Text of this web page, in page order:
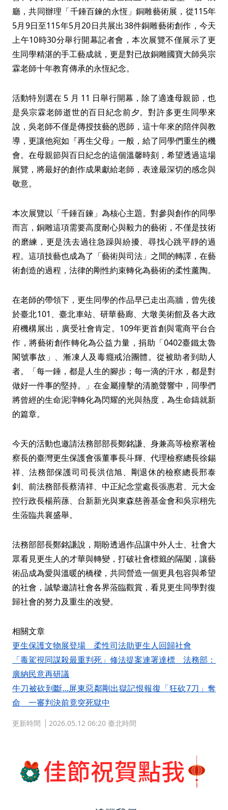
廳，共同辦理「千錘百鍊的永恆」銅雕藝術展，從115年
5月9日至115年5月20日共展出38件銅雕藝術創作，今天
上午10時30分舉行開幕記者會，本次展覽不僅展示了更
生同學精湛的手工藝成就，更是對已故銅雕國寶大師吳宗
霖老師十年教育傳承的永恆紀念。
活動特別選在 5 月 11 日舉行開幕，除了適逢母親節，也
是吳宗霖老師逝世的百日紀念前夕。對許多更生同學來
說，吳老師不僅是傳授技藝的恩師，這十年來的陪伴與教
導，更讓他宛如『再生父母』一般，給了同學們重生的機
會。在母親節與百日紀念的這個溫馨時刻，希望透過這場
展覽，將最好的創作成果獻給老師，表達最深切的感念與
敬意。
本次展覽以「千錘百鍊」為核心主題。對參與創作的同學
而言，銅雕這項需要高度耐心與毅力的藝術，不僅是技術
的磨練，更是洗去過往急躁與紛擾、尋找心跳平靜的過
程。這項技藝也成為了「藝術與司法」之間的轉譯，在藝
術創造的過程，法律的剛性約束轉化為藝術的柔性薰陶。
在老師的帶領下，更生同學的作品早已走出高牆，曾先後
於臺北101、臺北車站、研華藝廊、大墩美術館及各大政
府機構展出，廣受社會肯定。109年更首創與電商平台合
作，將藝術創作轉化為公益力量，捐助「0402臺鐵太魯
閣號事故」、漸凍人及毒癮戒治團體。從被助者到助人
者。「每一錘，都是人生的腳步；每一滴的汗水，都是對
做好一件事的堅持。」在金屬撞擊的清脆聲響中，同學們
將曾經的生命泥濘轉化為閃耀的光與熱度，為生命鑄就新
的篇章。
今天的活動也邀請法務部部長鄭銘謙、身兼高等檢察署檢
察長的臺灣更生保護會張董事長斗輝、代理檢察總長徐錫
祥、法務部保護司司長洪信旭、剛退休的檢察總長邢泰
釗、前法務部長蔡清祥、中正紀念堂處長張惠君、元大金
控行政長楊荊蓀、台新新光與東森慈善基金會和吳宗栩先
生蒞臨共襄盛舉。
法務部部長鄭銘謙說，期盼透過作品讓中外人士、社會大
眾看見更生人的才華與轉變，打破社會標籤的隔閡，讓藝
術品成為愛與溫暖的橋樑，共同營造一個更具包容與希望
的社會，誠摰邀請社會各界蒞臨觀賞，看見更生同學對復
歸社會的努力及重生的改變。
相關文章
更生保護文物展登場 柔性司法助更生人回歸社會
「毒駕視同謀殺最重判死」修法提案連署達標 法務部：
廣納民意再研議
牛刀被砍到斷...屏東惡鄰剛出獄記恨報復「狂砍7刀」奪
命 一審判決前竟突死獄中
更新時間 2026.05.12 06:20 臺北時間